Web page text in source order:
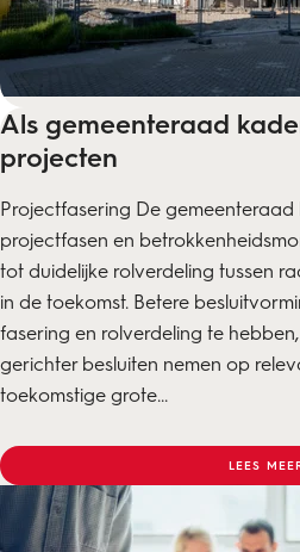
Als gemeenteraad
projecten
Projectfasering De gemeenteraad
projectfasen en
tot duidelijke rolverdeling tussen
in de toekomst. Betere
fasering en rolverdeling te
gerichter besluiten nemen op
toekomstige grote...
LEES